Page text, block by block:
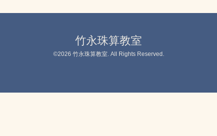
竹永珠算教室
©2026 竹永珠算教室. All Rights Reserved.